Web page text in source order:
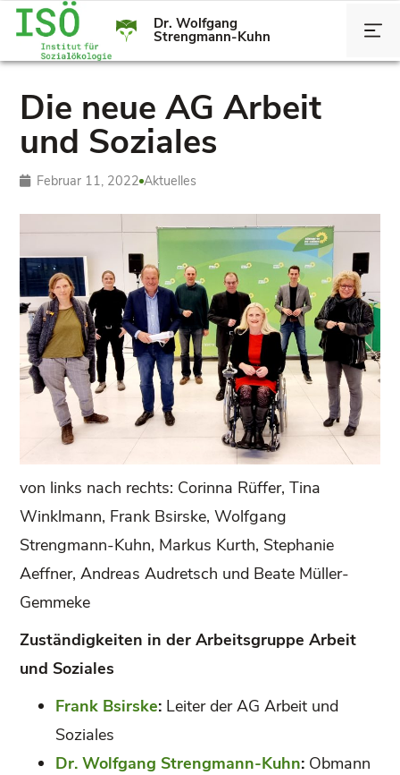
Dr. Wolfgang
Strengmann-Kuhn
Die neue AG Arbeit
und Soziales
Februar 11, 2022 Aktuelles
von links nach rechts: Corinna Rüffer, Tina
Winklmann, Frank Bsirske, Wolfgang
Strengmann-Kuhn, Markus Kurth, Stephanie
Aeffner, Andreas Audretsch und Beate Müller-
Gemmeke
Zuständigkeiten in der Arbeitsgruppe Arbeit
und Soziales
Frank Bsirske: Leiter der AG Arbeit und
Soziales
Dr. Wolfgang Strengmann-Kuhn: Obmann